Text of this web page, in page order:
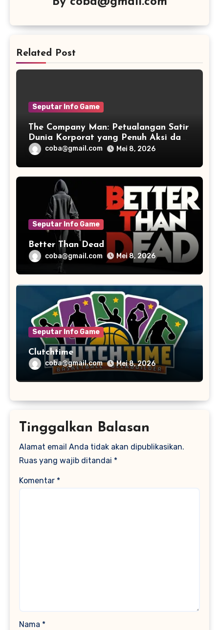
Related Post
Seputar Info Game
The Company Man: Petualangan Satir
Dunia Korporat yang Penuh Aksi dan
Humorcoba@gmail.com Mei 8, 2026
Seputar Info Game
Better Than Dead
coba@gmail.com Mei 8, 2026
Seputar Info Game
Clutchtime
coba@gmail.com Mei 8, 2026
Tinggalkan Balasan
Alamat email Anda tidak akan dipublikasikan.
Ruas yang wajib ditandai *
Komentar *
Nama *